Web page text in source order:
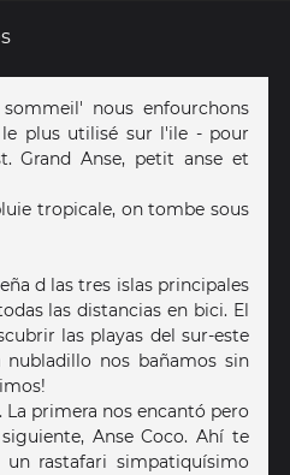
nous enfourchons
plus utilisé sur l'ile - pour
Grand Anse, petit anse et
tropicale, on tombe sous
d las tres islas principales
las distancias en bici. El
las playas del sur-este
nubladillo nos bañamos sin
La primera nos encantó pero
Anse Coco. Ahí te
rastafari simpatiquísimo